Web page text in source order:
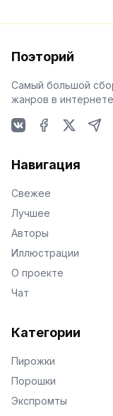
Поэторий
Самый большой
жанров в
Навигация
Свежее
Лучшее
Авторы
Иллюстрации
О проекте
Чат
Категории
Пирожки
Порошки
Экспромты